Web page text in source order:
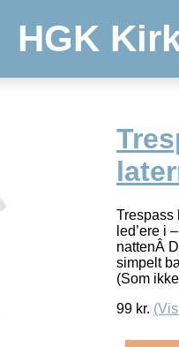
HGK
Trespass
led’ere i
nattenÂ
simpelt
(Som
99 kr.